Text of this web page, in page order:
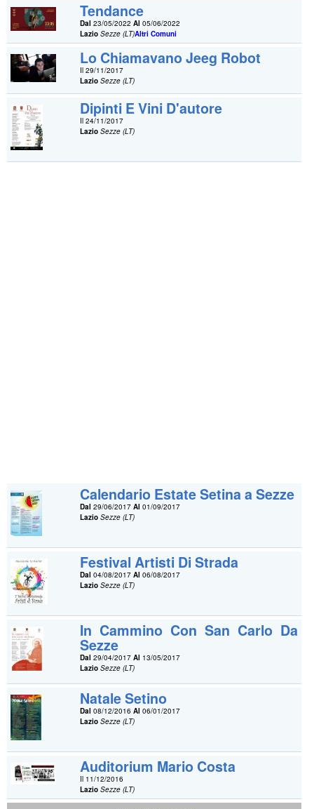
Tendance
Dal 23/05/2022Al 05/06/2022
Lazio Sezze (LT)Altri Comuni
Lo Chiamavano Jeeg Robot
Il 29/11/2017
Lazio Sezze (LT)
Dipinti E Vini D'autore
Il 24/11/2017
Lazio Sezze (LT)
Calendario Estate Setina a Sezze
Dal 29/06/2017Al 01/09/2017
Lazio Sezze (LT)
Festival Artisti Di Strada
Dal 04/08/2017Al 06/08/2017
Lazio Sezze (LT)
In Cammino Con San Carlo Da
Sezze
Dal 29/04/2017Al 13/05/2017
Lazio Sezze (LT)
Natale Setino
Dal 08/12/2016Al 06/01/2017
Lazio Sezze (LT)
Auditorium Mario Costa
Il 11/12/2016
Lazio Sezze (LT)